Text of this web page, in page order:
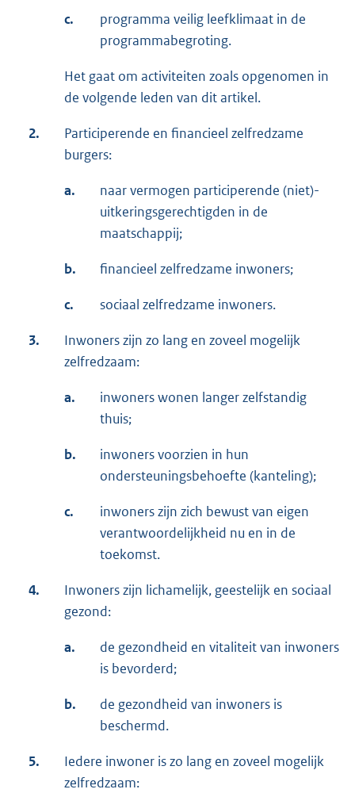
c.
programma veilig leefklimaat in de
programmabegroting.
Het gaat om activiteiten zoals opgenomen in
de volgende leden van dit artikel.
2.
Participerende en financieel zelfredzame
burgers:
a.
naar vermogen participerende (niet)-
uitkeringsgerechtigden in de
maatschappij;
b. financieel zelfredzame inwoners;
c. sociaal zelfredzame inwoners.
3.
Inwoners zijn zo lang en zoveel mogelijk
zelfredzaam:
a.
inwoners wonen langer zelfstandig
thuis;
b.
inwoners voorzien in hun
ondersteuningsbehoefte (kanteling);
c.
inwoners zijn zich bewust van eigen
verantwoordelijkheid nu en in de
toekomst.
4.
Inwoners zijn lichamelijk, geestelijk en sociaal
gezond:
a.
de gezondheid en vitaliteit van inwoners
is bevorderd;
b.
de gezondheid van inwoners is
beschermd.
5.
Iedere inwoner is zo lang en zoveel mogelijk
zelfredzaam: